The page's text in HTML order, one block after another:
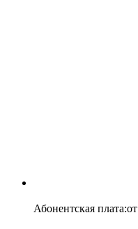
Абонентская плата:от